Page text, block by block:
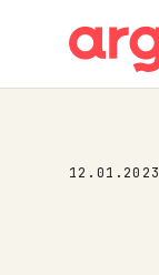
12.01.2023